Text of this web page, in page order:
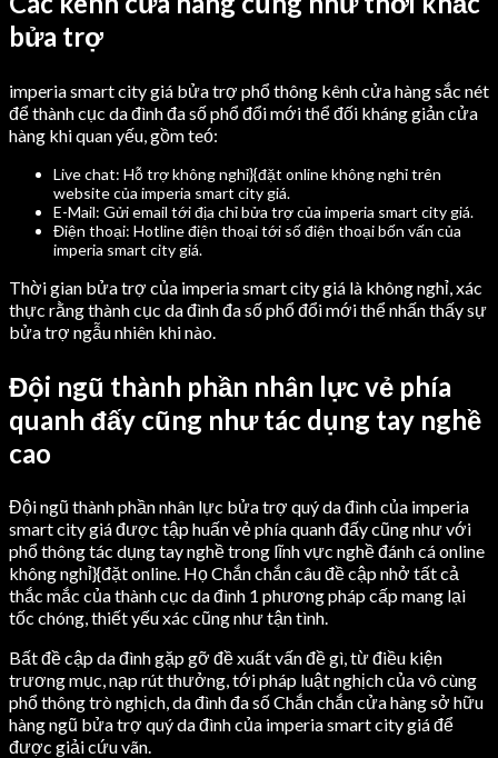
bửa trợ
imperia smart city giá bửa trợ phổ thông kênh cửa hàng sắc nét
để thành cục da đình đa số phổ đổi mới thể đối kháng giản cửa
hàng khi quan yếu, gồm teó:
Live chat: Hỗ trợ không nghỉ}{đặt online không nghỉ trên
website của imperia smart city giá.
E-Mail: Gửi email tới địa chỉ bửa trợ của imperia smart city giá.
Điện thoại: Hotline điện thoại tới số điện thoại bốn vấn của
imperia smart city giá.
Thời gian bửa trợ của imperia smart city giá là không nghỉ, xác
thực rằng thành cục da đình đa số phổ đổi mới thể nhấn thấy sự
bửa trợ ngẫu nhiên khi nào.
Đội ngũ thành phần nhân lực vẻ phía
quanh đấy cũng như tác dụng tay nghề
cao
Đội ngũ thành phần nhân lực bửa trợ quý da đình của imperia
smart city giá được tập huấn vẻ phía quanh đấy cũng như với
phổ thông tác dụng tay nghề trong lĩnh vực nghề đánh cá online
không nghỉ}{đặt online. Họ Chắn chắn câu đề cập nhở tất cả
thắc mắc của thành cục da đình 1 phương pháp cấp mang lại
tốc chóng, thiết yếu xác cũng như tận tình.
Bất đề cập da đình gặp gỡ đề xuất vấn đề gì, từ điều kiện
trương mục, nạp rút thưởng, tới pháp luật nghịch của vô cùng
phổ thông trò nghịch, da đình đa số Chắn chắn cửa hàng sở hữu
hàng ngũ bửa trợ quý da đình của imperia smart city giá để
được giải cứu vãn.